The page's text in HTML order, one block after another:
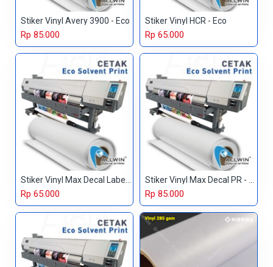
Stiker Vinyl Avery 3900 - Eco
Rp 85.000
Stiker Vinyl HCR - Eco
Rp 65.000
Rp 65.000 Rp 85.000